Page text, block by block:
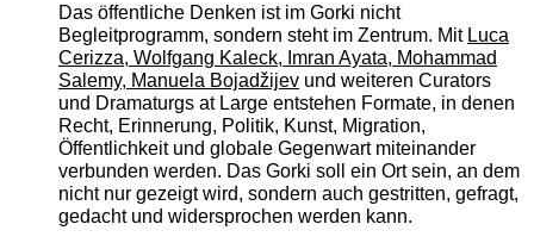
Das öffentliche Denken ist im Gorki nicht
Begleitprogramm, sondern steht im Zentrum. Mit Luca
Cerizza, Wolfgang Kaleck, Imran Ayata, Mohammad
Salemy, Manuela Bojadžijevund weiteren Curators
und Dramaturgs at Large entstehen Formate, in denen
Recht, Erinnerung, Politik, Kunst, Migration,
Öffentlichkeit und globale Gegenwart miteinander
verbunden werden. Das Gorki soll ein Ort sein, an dem
nicht nur gezeigt wird, sondern auch gestritten, gefragt,
gedacht und widersprochen werden kann.